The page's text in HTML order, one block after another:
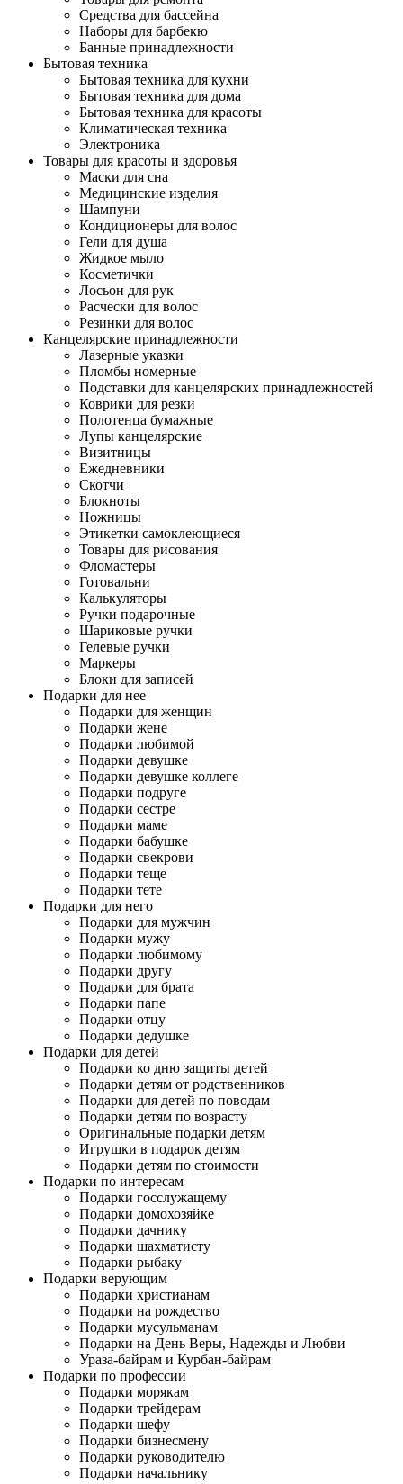
Средства для бассейна
Наборы для барбекю
Банные принадлежности
Бытовая техника
Бытовая техника для кухни
Бытовая техника для дома
Бытовая техника для красоты
Климатическая техника
Электроника
Товары для красоты и здоровья
Маски для сна
Медицинские изделия
Шампуни
Кондиционеры для волос
Гели для душа
Жидкое мыло
Косметички
Лосьон для рук
Расчески для волос
Резинки для волос
Канцелярские принадлежности
Лазерные указки
Пломбы номерные
Подставки для канцелярских принадлежностей
Коврики для резки
Полотенца бумажные
Лупы канцелярские
Визитницы
Ежедневники
Скотчи
Блокноты
Ножницы
Этикетки самоклеющиеся
Товары для рисования
Фломастеры
Готовальни
Калькуляторы
Ручки подарочные
Шариковые ручки
Гелевые ручки
Маркеры
Блоки для записей
Подарки для нее
Подарки для женщин
Подарки жене
Подарки любимой
Подарки девушке
Подарки девушке коллеге
Подарки подруге
Подарки сестре
Подарки маме
Подарки бабушке
Подарки свекрови
Подарки теще
Подарки тете
Подарки для него
Подарки для мужчин
Подарки мужу
Подарки любимому
Подарки другу
Подарки для брата
Подарки папе
Подарки отцу
Подарки дедушке
Подарки для детей
Подарки ко дню защиты детей
Подарки детям от родственников
Подарки для детей по поводам
Подарки детям по возрасту
Оригинальные подарки детям
Игрушки в подарок детям
Подарки детям по стоимости
Подарки по интересам
Подарки госслужащему
Подарки домохозяйке
Подарки дачнику
Подарки шахматисту
Подарки рыбаку
Подарки верующим
Подарки христианам
Подарки на рождество
Подарки мусульманам
Подарки на День Веры, Надежды и Любви
Ураза-байрам и Курбан-байрам
Подарки по профессии
Подарки морякам
Подарки трейдерам
Подарки шефу
Подарки бизнесмену
Подарки руководителю
Подарки начальнику